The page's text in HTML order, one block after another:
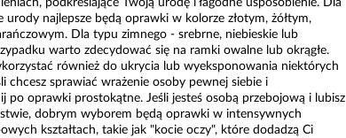
urody najlepsze będą oprawki w kolorze złotym, żółtym,
Dla typu zimnego - srebrne, niebieskie lub
warto zdecydować się na ramki owalne lub okrągłe.
również do ukrycia lub wyeksponowania niektórych
chcesz sprawiać wrażenie osoby pewnej siebie i
po oprawki prostokątne. Jeśli jesteś osobą przebojową i lubisz
dobrym wyborem będą oprawki w intensywnych
kształtach, takie jak "kocie oczy", które dodadzą Ci